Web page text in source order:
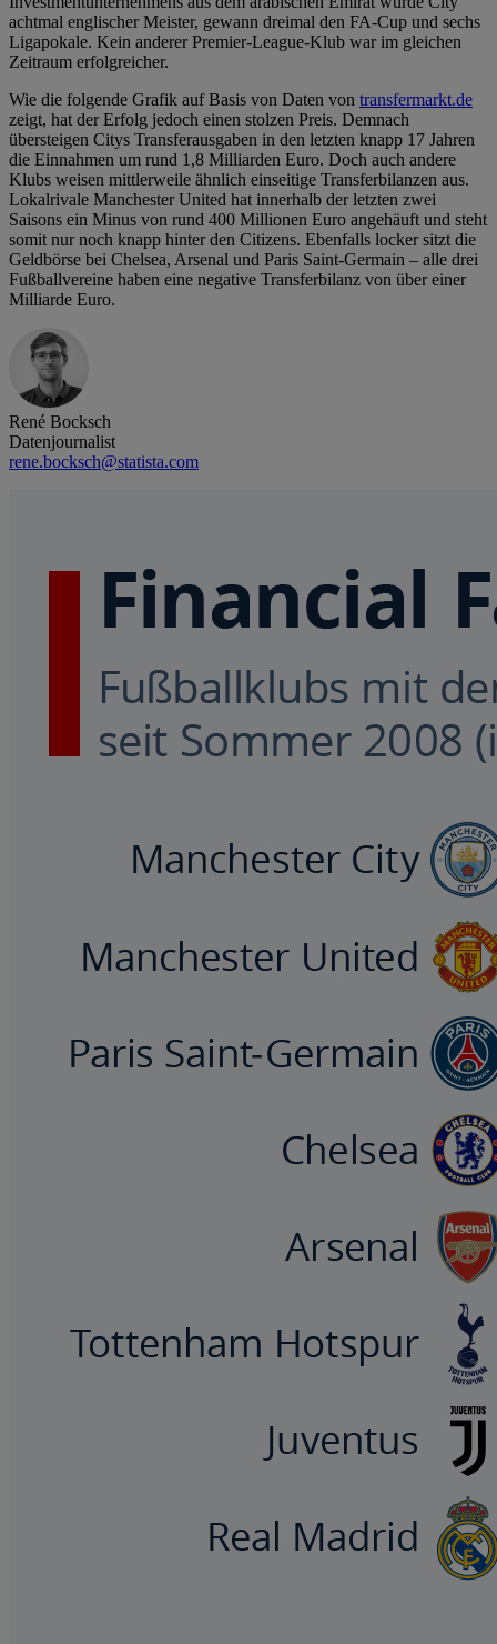
achtmal englischer Meister, gewann dreimal den FA-Cup und sechs
Ligapokale. Kein anderer Premier-League-Klub war im gleichen
Zeitraum erfolgreicher.
Wie die folgende Grafik auf Basis von Daten von transfermarkt.de
zeigt, hat der Erfolg jedoch einen stolzen Preis. Demnach
übersteigen Citys Transferausgaben in den letzten knapp 17 Jahren
die Einnahmen um rund 1,8 Milliarden Euro. Doch auch andere
Klubs weisen mittlerweile ähnlich einseitige Transferbilanzen aus.
Lokalrivale Manchester United hat innerhalb der letzten zwei
Saisons ein Minus von rund 400 Millionen Euro angehäuft und steht
somit nur noch knapp hinter den Citizens. Ebenfalls locker sitzt die
Geldbörse bei Chelsea, Arsenal und Paris Saint-Germain – alle drei
Fußballvereine haben eine negative Transferbilanz von über einer
Milliarde Euro.
René Bocksch
Datenjournalist
rene.bocksch@statista.com